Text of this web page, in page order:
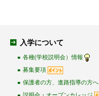
入学について
■ 各種(学校説明会）情報
■ 募集要項
■ 保護者の方、進路指導の方へ